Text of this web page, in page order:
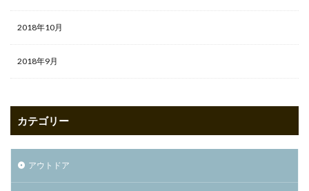
2018年10月
2018年9月
カテゴリー
アウトドア